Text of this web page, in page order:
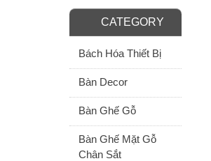
CATEGORY
Bách Hóa Thiết Bị
Bàn Decor
Bàn Ghế Gỗ
Bàn Ghế Mặt Gỗ
Chân Sắt